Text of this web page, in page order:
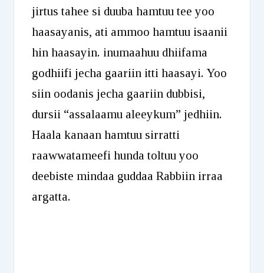
jirtus tahee si duuba hamtuu tee yoo
haasayanis, ati ammoo hamtuu isaanii
hin haasayin. inumaahuu dhiifama
godhiifi jecha gaariin itti haasayi. Yoo
siin oodanis jecha gaariin dubbisi,
dursii “assalaamu aleeykum” jedhiin.
Haala kanaan hamtuu sirratti
raawwatameefi hunda toltuu yoo
deebiste mindaa guddaa Rabbiin irraa
argatta.